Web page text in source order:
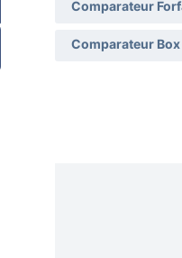
Comparateur
Comparateur